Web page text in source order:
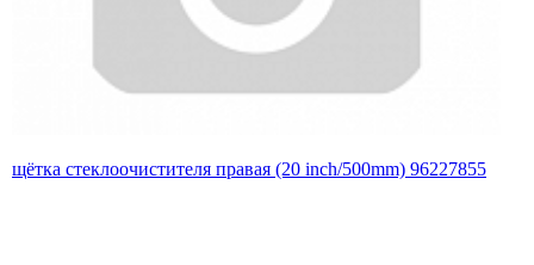
щётка стеклоочистителя правая (20 inch/500mm) 96227855